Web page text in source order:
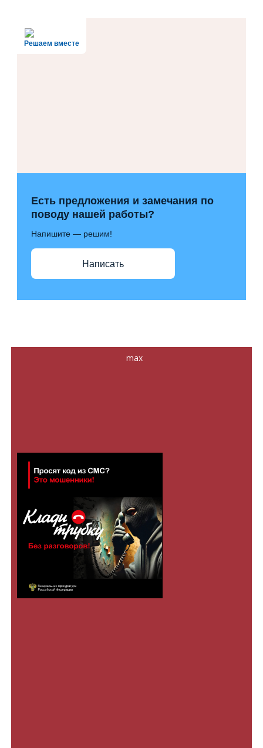
Решаем вместе
Есть предложения и замечания по
поводу нашей работы?
Напишите — решим!
Написать
max